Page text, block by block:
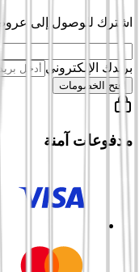
اشترك للوصول إلى
بريدك الإلكتروني
افتح الخصومات
مدفوعات آمنة